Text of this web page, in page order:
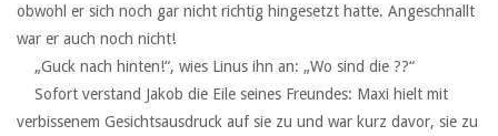
obwohl er sich noch gar nicht richtig hingesetzt hatte. Angeschnallt
war er auch noch nicht!
‏ ‏ ‏„Guck nach hinten!“, wies Linus ihn an: „Wo sind die ??“
verbissenem Gesichtsausdruck auf sie zu und war kurz davor, sie zu